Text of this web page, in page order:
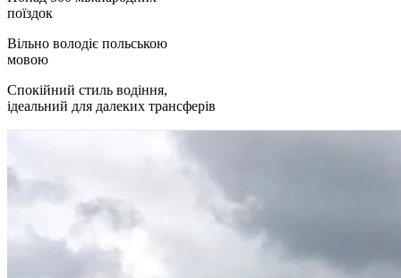
поїздок
Вільно володіє польською
мовою
Спокійний стиль водіння,
ідеальний для далеких трансферів